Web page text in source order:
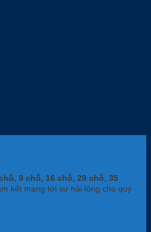
9 chỗ, 16 chỗ, 29 chỗ, 35
kết mang tới sự hài lòng cho quý